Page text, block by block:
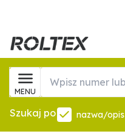
MENU
Szukaj po nazwa/opis